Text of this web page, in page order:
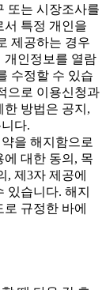
또는 시장조사를
서 특정 개인을
제공하는 경우
인정보를 열람
수정할 수 있습
으로 이용신청과
한 방법은 공지,
다.
을 해지함으로
대한 동의, 목
, 제3자 제공에
있습니다. 해지
규정한 바에